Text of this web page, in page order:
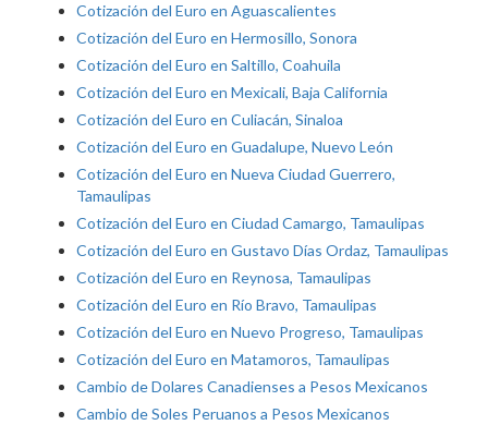
Cotización del Euro en Aguascalientes
Cotización del Euro en Hermosillo, Sonora
Cotización del Euro en Saltillo, Coahuila
Cotización del Euro en Mexicali, Baja California
Cotización del Euro en Culiacán, Sinaloa
Cotización del Euro en Guadalupe, Nuevo León
Cotización del Euro en Nueva Ciudad Guerrero,
Tamaulipas
Cotización del Euro en Ciudad Camargo, Tamaulipas
Cotización del Euro en Gustavo Días Ordaz, Tamaulipas
Cotización del Euro en Reynosa, Tamaulipas
Cotización del Euro en Río Bravo, Tamaulipas
Cotización del Euro en Nuevo Progreso, Tamaulipas
Cotización del Euro en Matamoros, Tamaulipas
Cambio de Dolares Canadienses a Pesos Mexicanos
Cambio de Soles Peruanos a Pesos Mexicanos